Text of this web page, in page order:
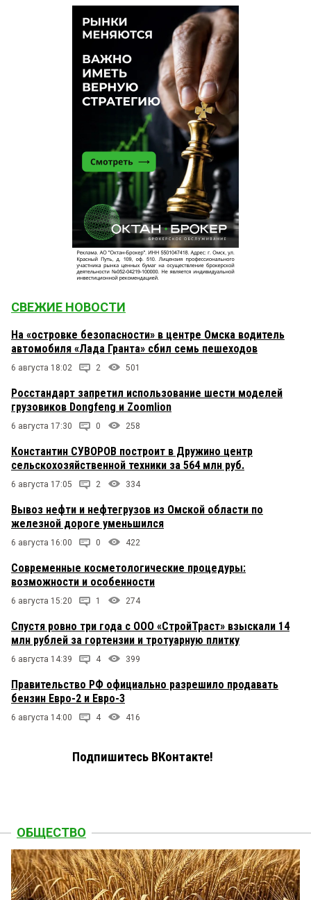
СВЕЖИЕ НОВОСТИ
На «островке безопасности» в центре Омска водитель
автомобиля «Лада Гранта» сбил семь пешеходов
6 августа 18:02 2 501
Росстандарт запретил использование шести моделей
грузовиков Dongfeng и Zoomlion
6 августа 17:30 0 258
Константин СУВОРОВ построит в Дружино центр
сельскохозяйственной техники за 564 млн руб.
6 августа 17:05 2 334
Вывоз нефти и нефтегрузов из Омской области по
железной дороге уменьшился
6 августа 16:00 0 422
Современные косметологические процедуры:
возможности и особенности
6 августа 15:20 1 274
Спустя ровно три года с ООО «СтройТраст» взыскали 14
млн рублей за гортензии и тротуарную плитку
6 августа 14:39 4 399
Правительство РФ официально разрешило продавать
бензин Евро-2 и Евро-3
6 августа 14:00 4 416
Подпишитесь ВКонтакте!
ОБЩЕСТВО